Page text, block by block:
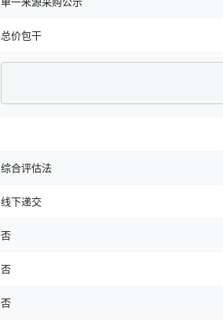
总价包干
综合评估法
线下递交
否
否
否